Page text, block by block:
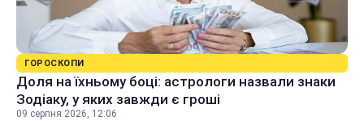
ГОРОСКОПИ
Доля на їхньому боці: астрологи назвали знаки
Зодіаку, у яких завжди є гроші
09 серпня 2026, 12:06